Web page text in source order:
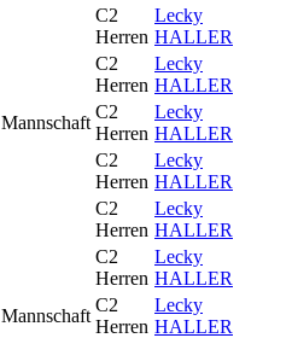
C2
Herren
Lecky
HALLER
C2
Herren
Lecky
HALLER
Mannschaft
C2
Herren
Lecky
HALLER
C2
Herren
Lecky
HALLER
C2
Herren
Lecky
HALLER
C2
Herren
Lecky
HALLER
Mannschaft
C2
Herren
Lecky
HALLER